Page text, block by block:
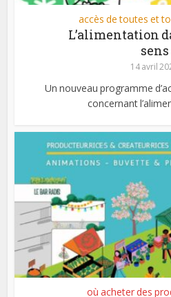
accès de toutes et
L’alimentation
sens
14 avril
Un nouveau programme
concernant
où acheter des